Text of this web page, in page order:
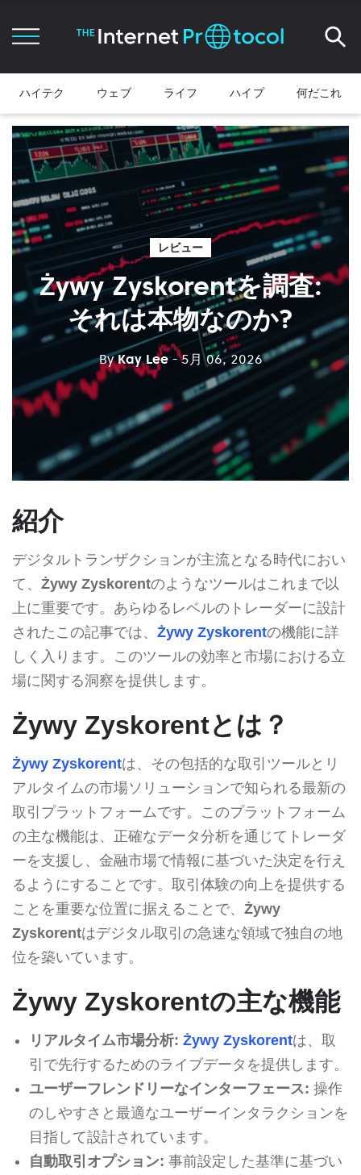
ハイテク ウェブ ライフ ハイプ 何だこれ
レビュー
Żywy Zyskorentを調査:
それは本物なのか?
ByKay Lee - 5月 06, 2026
紹介
デジタルトランザクションが主流となる時代におい
て、 Żywy Zyskorentのようなツールはこれまで以
上に重要です。あらゆるレベルのトレーダーに設計
されたこの記事では、 Żywy Zyskorentの機能に詳
しく入ります。このツールの効率と市場における立
場に関する洞察を提供します。
Żywy Zyskorentとは？
Żywy Zyskorentは、その包括的な取引ツールとリ
アルタイムの市場ソリューションで知られる最新の
取引プラットフォームです。このプラットフォーム
の主な機能は、正確なデータ分析を通じてトレーダ
ーを支援し、金融市場で情報に基づいた決定を行え
るようにすることです。取引体験の向上を提供する
ことを重要な位置に据えることで、 Żywy
Zyskorentはデジタル取引の急速な領域で独自の地
位を築いています。
Żywy Zyskorentの主な機能
リアルタイム市場分析: Żywy Zyskorentは、取
引で先行するためのライブデータを提供します。
ユーザーフレンドリーなインターフェース: 操作
のしやすさと最適なユーザーインタラクションを
目指して設計されています。
自動取引オプション: 事前設定した基準に基づい